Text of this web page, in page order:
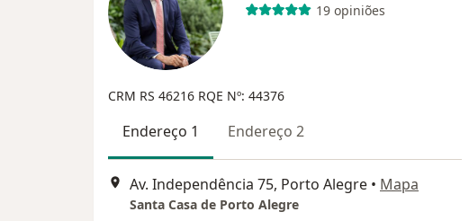
19 opiniões
CRM RS 46216 RQE Nº: 44376
Endereço 1 Endereço 2
Av. Independência 75, Porto Alegre • Mapa
Santa Casa de Porto Alegre